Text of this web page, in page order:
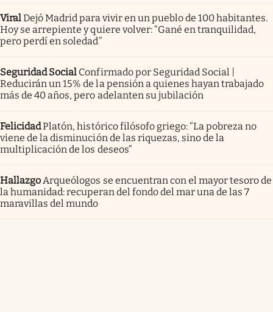
ViralDejó Madrid para vivir en un pueblo de 100 habitantes.
Hoy se arrepiente y quiere volver: “Gané en tranquilidad,
pero perdí en soledad”
Seguridad Social Confirmado por Seguridad Social |
Reducirán un 15% de la pensión a quienes hayan trabajado
más de 40 años, pero adelanten su jubilación
FelicidadPlatón, histórico filósofo griego: “La pobreza no
viene de la disminución de las riquezas, sino de la
multiplicación de los deseos”
Hallazgo Arqueólogos se encuentran con el mayor tesoro de
la humanidad: recuperan del fondo del mar una de las 7
maravillas del mundo